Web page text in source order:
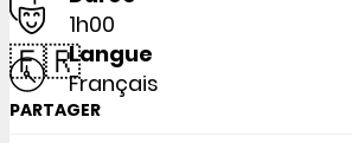
1h00
🇫🇷Langue
Français
PARTAGER